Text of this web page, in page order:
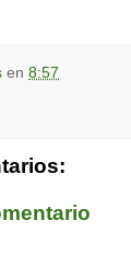
en 8:57